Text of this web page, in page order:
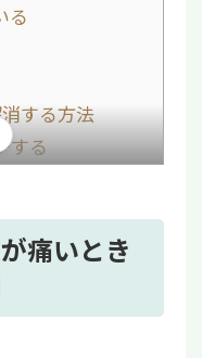
る
する方法
する
るよくある質問
で治る？
なぜ？
痛いとき